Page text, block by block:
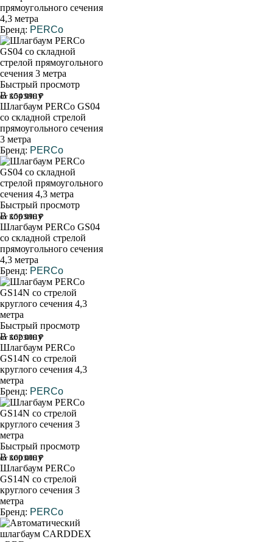
прямоугольного сечения
4,3 метра
Бренд: PERCo
Быстрый просмотр
В корзину
от 154 990 ₽
Шлагбаум PERCo GS04
со складной стрелой
прямоугольного сечения
3 метра
Бренд: PERCo
Быстрый просмотр
В корзину
от 156 990 ₽
Шлагбаум PERCo GS04
со складной стрелой
прямоугольного сечения
4,3 метра
Бренд: PERCo
Быстрый просмотр
В корзину
от 162 000 ₽
Шлагбаум PERCo
GS14N со стрелой
круглого сечения 4,3
метра
Бренд: PERCo
Быстрый просмотр
В корзину
от 160 000 ₽
Шлагбаум PERCo
GS14N со стрелой
круглого сечения 3
метра
Бренд: PERCo